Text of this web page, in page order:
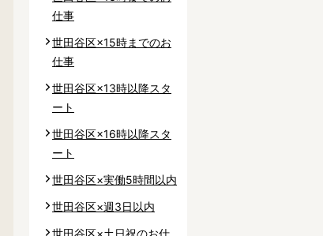
仕事
世田谷区×15時までのお
仕事
世田谷区×13時以降スタ
ート
世田谷区×16時以降スタ
ート
世田谷区×実働5時間以内
世田谷区×週3日以内
世田谷区×土日祝のお仕